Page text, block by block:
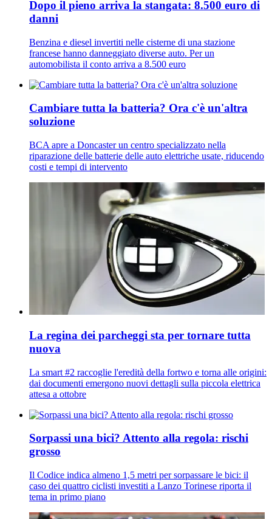
Dopo il pieno arriva la stangata: 8.500 euro di
danni
Benzina e diesel invertiti nelle cisterne di una stazione
francese hanno danneggiato diverse auto. Per un
automobilista il conto arriva a 8.500 euro
Cambiare tutta la batteria? Ora c'è un'altra
soluzione
BCA apre a Doncaster un centro specializzato nella
riparazione delle batterie delle auto elettriche usate, riducendo
costi e tempi di intervento
La regina dei parcheggi sta per tornare tutta
nuova
La smart #2 raccoglie l'eredità della fortwo e torna alle origini:
dai documenti emergono nuovi dettagli sulla piccola elettrica
attesa a ottobre
Sorpassi una bici? Attento alla regola: rischi
grosso
Il Codice indica almeno 1,5 metri per sorpassare le bici: il
caso dei quattro ciclisti investiti a Lanzo Torinese riporta il
tema in primo piano